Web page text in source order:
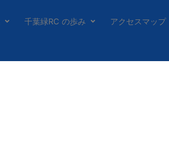
千葉緑RC の歩み アクセスマップ